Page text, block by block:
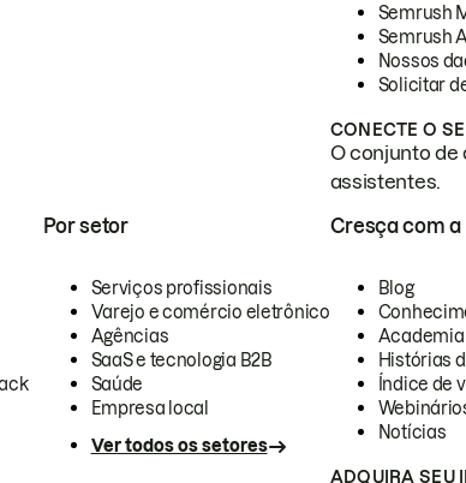
Semrush
Semrush
Nossos
Solicitar
CONECTE O
O conjunto de
assistentes.
Por setor
Serviços profissionais
Varejo e comércio eletrônico
Agências
SaaS e tecnologia B2B
Saúde
Empresa local
Ver todos os setores
Cresça com a
Blog
Academia
Histórias
Índice de
Notícias
ADQUIRA SEU